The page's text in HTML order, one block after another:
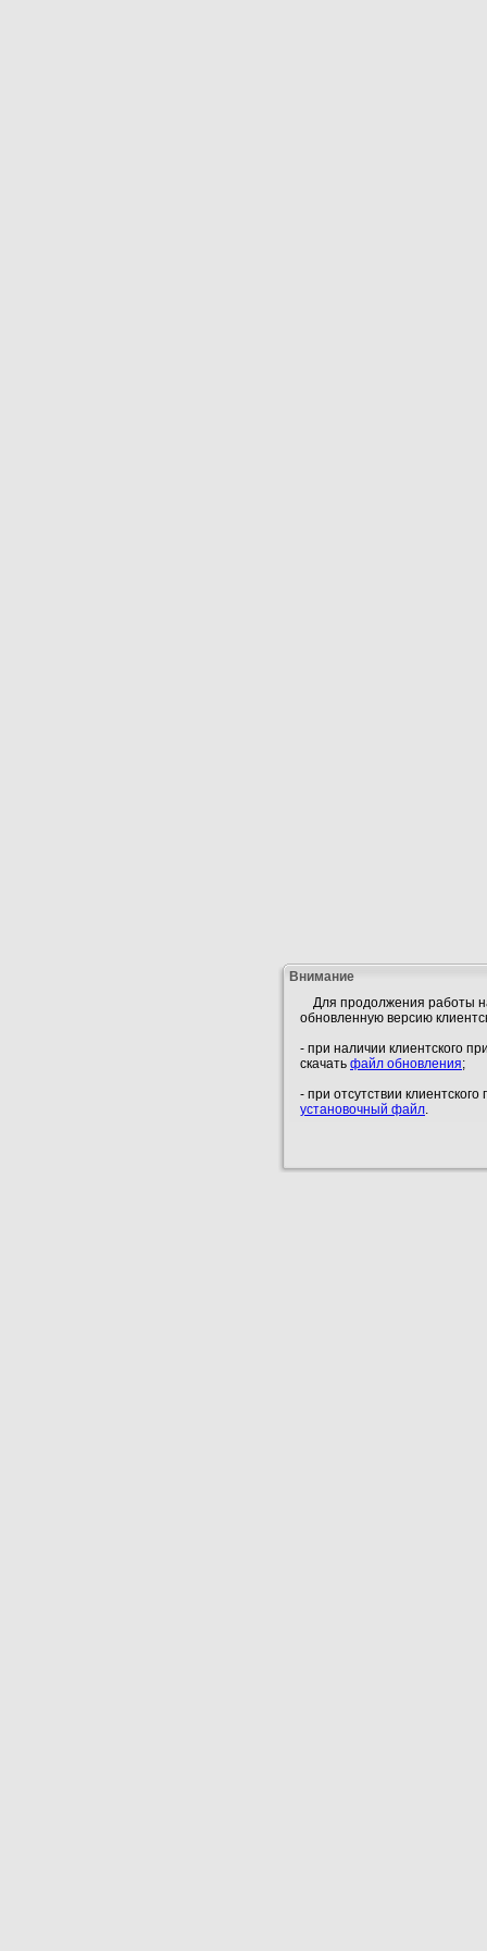
Внимание
Для продолжения работы
обновленную версию
- при наличии клиентского
скачать файл обновления;
- при отсутствии
установочный файл.